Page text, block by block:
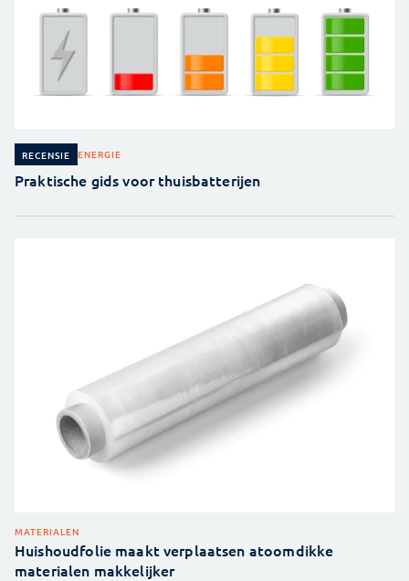
RECENSIE ENERGIE
Praktische gids voor thuisbatterijen
MATERIALEN
Huishoudfolie maakt verplaatsen atoomdikke
materialen makkelijker